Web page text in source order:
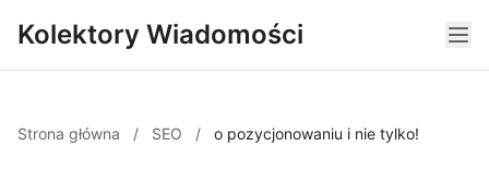
Kolektory Wiadomości
Strona główna / SEO / o pozycjonowaniu i nie tylko!